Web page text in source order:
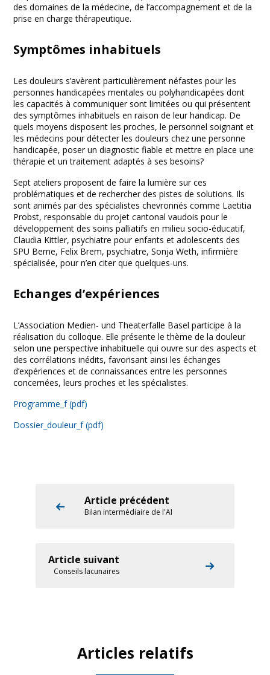
des domaines de la médecine, de l’accompagnement et de la
prise en charge thérapeutique.
Symptômes inhabituels
Les douleurs s’avèrent particulièrement néfastes pour les
personnes handicapées mentales ou polyhandicapées dont
les capacités à communiquer sont limitées ou qui présentent
des symptômes inhabituels en raison de leur handicap. De
quels moyens disposent les proches, le personnel soignant et
les médecins pour détecter les douleurs chez une personne
handicapée, poser un diagnostic fiable et mettre en place une
thérapie et un traitement adaptés à ses besoins?
Sept ateliers proposent de faire la lumière sur ces
problématiques et de rechercher des pistes de solutions. Ils
sont animés par des spécialistes chevronnés comme Laetitia
Probst, responsable du projet cantonal vaudois pour le
développement des soins palliatifs en milieu socio-éducatif,
Claudia Kittler, psychiatre pour enfants et adolescents des
SPU Berne, Felix Brem, psychiatre, Sonja Weth, infirmière
spécialisée, pour n’en citer que quelques-uns.
Echanges d’expériences
L’Association Medien- und Theaterfalle Basel participe à la
réalisation du colloque. Elle présente le thème de la douleur
selon une perspective inhabituelle qui ouvre sur des aspects et
des corrélations inédits, favorisant ainsi les échanges
d’expériences et de connaissances entre les personnes
concernées, leurs proches et les spécialistes.
Programme_f (pdf)
Dossier_douleur_f (pdf)
Article précédent
Bilan intermédiaire de l'AI
Article suivant
Conseils lacunaires
Articles relatifs